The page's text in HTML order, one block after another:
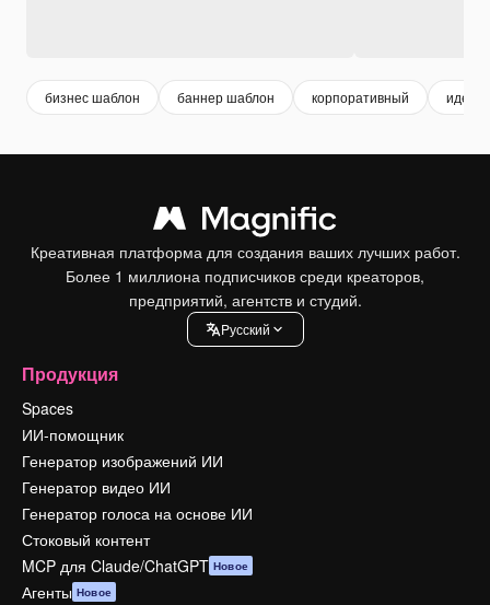
бизнес шаблон баннер шаблон корпоративный
Креативная платформа для создания ваших лучших работ.
Более 1 миллиона подписчиков среди креаторов,
предприятий, агентств и студий.
Pусский
Продукция
Spaces
ИИ-помощник
Генератор изображений ИИ
Генератор видео ИИ
Генератор голоса на основе ИИ
Стоковый контент
MCP для Claude/ChatGPT Новое
Агенты Новое